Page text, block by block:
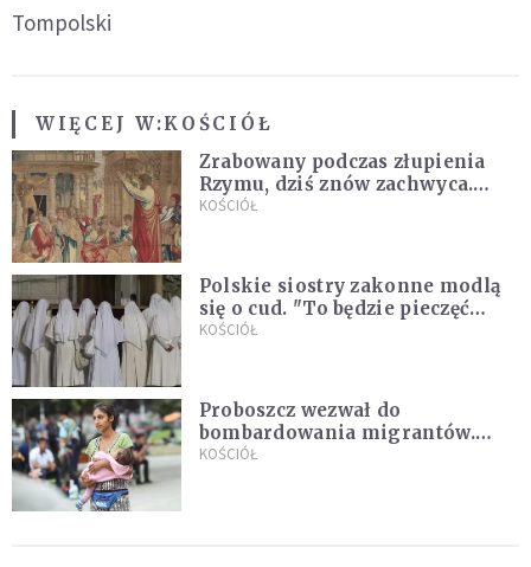
Tompolski
WIĘCEJ W:KOŚCIÓŁ
Zrabowany podczas złupienia
Rzymu, dziś znów zachwyca.
Wyjątkowy arras w Castel
KOŚCIÓŁ
Polskie siostry zakonne modlą
się o cud. "To będzie pieczęć
Pana Boga dla naszej wiary"
KOŚCIÓŁ
Proboszcz wezwał do
bombardowania migrantów.
"Masowy ogień przeciwko
KOŚCIÓŁ